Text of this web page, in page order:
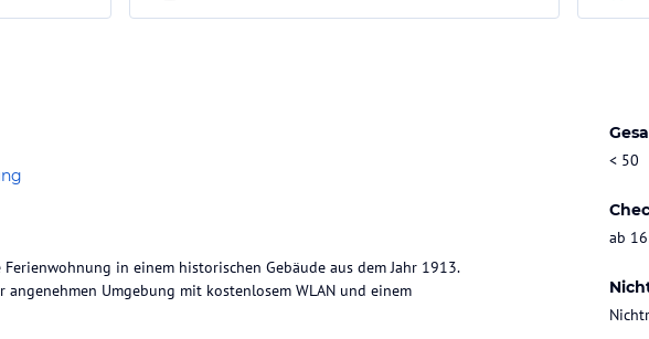
< 50
ab
in einem historischen Gebäude aus dem Jahr 1913.
Umgebung mit kostenlosem WLAN und einem